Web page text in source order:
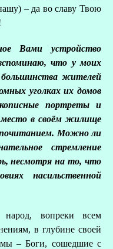
– да во славу Твою
Вами устройство
что у моих
жителей
уголках их домов
портреты и
в своём жилище
почитанием. Можно ли
стремление
несмотря на то, что
насильственной
вопреки всем
в глубине своей
– Боги, сошедшие с